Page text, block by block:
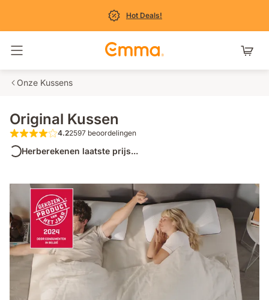
Hot Deals!
Navigatie in- en uitschakelen
Onze Kussens
Original Kussen
4.2 van de 5 sterren 2597 beoordelingen
4.22597 beoordelingen
Herberekenen laatste prijs...